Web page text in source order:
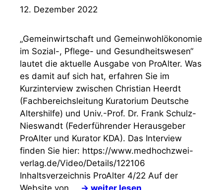
12. Dezember 2022
„Gemeinwirtschaft und Gemeinwohlökonomie
im Sozial-, Pflege- und Gesundheitswesen“
lautet die aktuelle Ausgabe von ProAlter. Was
es damit auf sich hat, erfahren Sie im
Kurzinterview zwischen Christian Heerdt
(Fachbereichsleitung Kuratorium Deutsche
Altershilfe) und Univ.-Prof. Dr. Frank Schulz-
Nieswandt (Federführender Herausgeber
ProAlter und Kurator KDA). Das Interview
finden Sie hier: https://www.medhochzwei-
verlag.de/Video/Details/122106
Inhaltsverzeichnis ProAlter 4/22 Auf der
Website von … → weiter lesen